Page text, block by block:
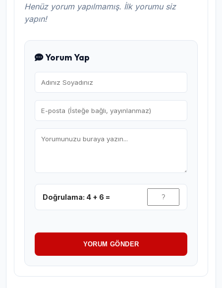
Henüz yorum yapılmamış. İlk yorumu siz
yapın!
Yorum Yap
Doğrulama: 4 + 6 =
YORUM GÖNDER